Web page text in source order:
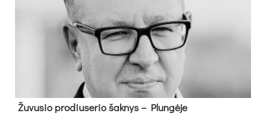
Žu­vu­sio pro­diu­se­rio šak­nys – Plun­gė­je